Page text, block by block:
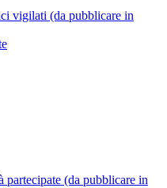
vigilati (da pubblicare in
partecipate (da pubblicare in